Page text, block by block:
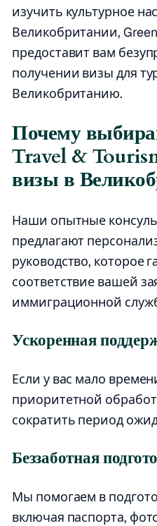
изучить культурное
Великобритании,
предоставит вам
получении визы для
Великобританию.
Почему
Travel &
визы в
Наши опытные
предлагают
руководство, которое
соответствие вашей
иммиграционной
Ускоренная
Если у вас мало
приоритетной
сократить период
Беззаботная
Мы помогаем в
включая паспорта,